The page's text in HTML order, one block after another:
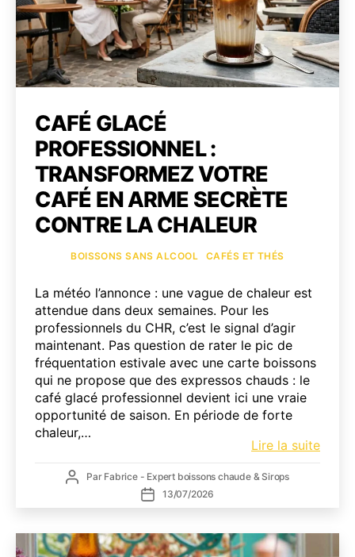
CAFÉ GLACÉ
PROFESSIONNEL :
TRANSFORMEZ VOTRE
CAFÉ EN ARME SECRÈTE
CONTRE LA CHALEUR
Catégories
BOISSONS SANS ALCOOL CAFÉS ET THÉS
La météo l’annonce : une vague de chaleur est
attendue dans deux semaines. Pour les
professionnels du CHR, c’est le signal d’agir
maintenant. Pas question de rater le pic de
fréquentation estivale avec une carte boissons
qui ne propose que des expressos chauds : le
café glacé professionnel devient ici une vraie
opportunité de saison. En période de forte
chaleur,…
Lire la suiteCafé
glacé
votre
AuteurPar Fabrice - Expert boissons chaude & Sirops
Date
de
13/07/2026